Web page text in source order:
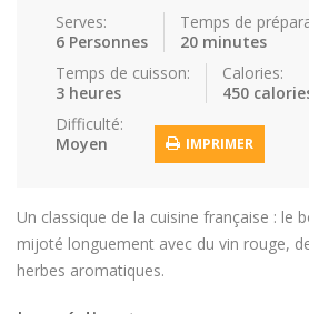
Serves:
6 Personnes
Temps de
20 minutes
Temps de cuisson:
3 heures
Calories:
450
Difficulté:
Moyen
IMPRIMER
Un classique de la cuisine française : le
mijoté longuement avec du vin rouge,
herbes aromatiques.